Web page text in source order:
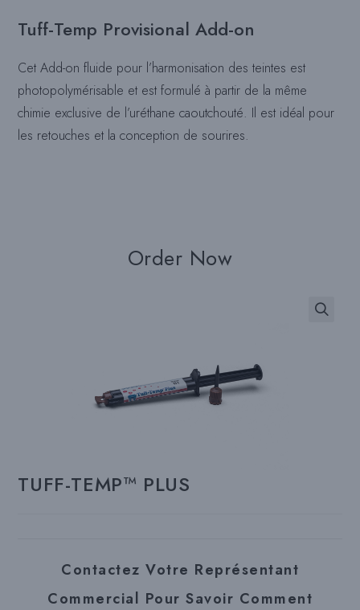
Tuff-Temp Provisional Add-on
Cet Add-on fluide pour l’harmonisation des teintes est
photopolymérisable et est formulé à partir de la même
chimie exclusive de l’uréthane caoutchouté. Il est idéal pour
les retouches et la conception de sourires.
Order Now
TUFF-TEMP™ PLUS
Contactez Votre Représentant
Commercial Pour Savoir Comment